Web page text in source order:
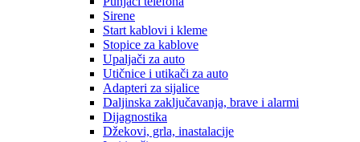
Sirene
Start kablovi i kleme
Stopice za kablove
Upaljači za auto
Utičnice i utikači za auto
Adapteri za sijalice
Daljinska zaključavanja, brave i alarmi
Dijagnostika
Džekovi, grla, inastalacije